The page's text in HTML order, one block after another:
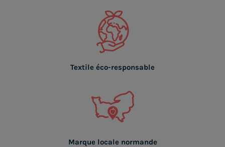
Textile éco-responsable
Marque locale normande